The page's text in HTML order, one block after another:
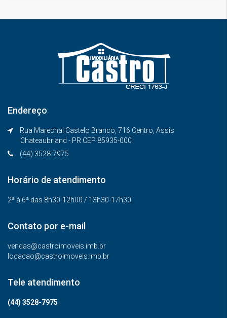
Endereço
Rua Marechal Castelo Branco, 716 Centro, Assis
Chateaubriand - PR CEP 85935-000
(44) 3528-7975
Horário de atendimento
2ª à 6ª das 8h30-12h00 / 13h30-17h30
Contato por e-mail
vendas@castroimoveis.imb.br
locacao@castroimoveis.imb.br
Tele atendimento
(44) 3528-7975